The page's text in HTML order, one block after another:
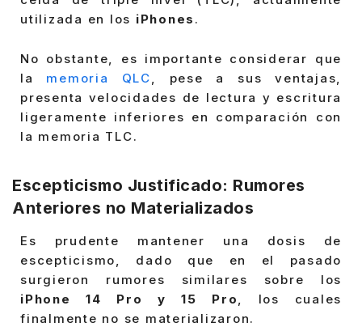
utilizada en los iPhones .
No obstante, es importante considerar que
la memoria QLC, pese a sus ventajas,
presenta velocidades de lectura y escritura
ligeramente inferiores en comparación con
la memoria TLC.
Escepticismo Justificado: Rumores
Anteriores no Materializados
Es prudente mantener una dosis de
escepticismo, dado que en el pasado
surgieron rumores similares sobre los
iPhone 14 Pro y 15 Pro, los cuales
finalmente no se materializaron.